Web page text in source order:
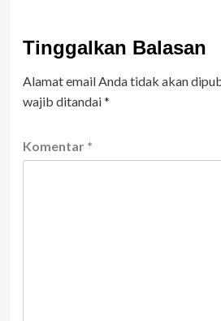
Tinggalkan Balasan
Alamat email Anda tidak akan
wajib ditandai*
Komentar *